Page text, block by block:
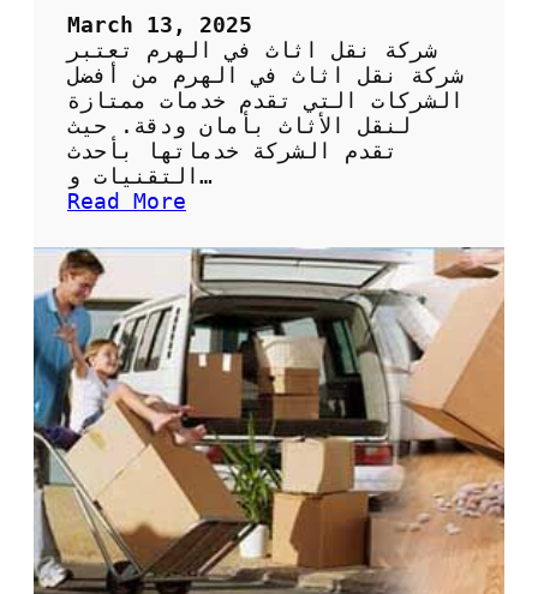
ق
ل
ق
ل
أ
ث
ا
ث
ب
ا
ن
س
ه
و
ل
March 13, 2025
شركة نقل اثاث في الهرم تعتبر
شركة نقل اثاث في الهرم من أفضل
الشركات التي تقدم خدمات ممتازة
لنقل الأثاث بأمان ودقة. حيث
تقدم الشركة خدماتها بأحدث
التقنيات و…
Read More
ر
ك
ة
ن
ق
ل
ا
ث
ا
ف
ي
ا
ل